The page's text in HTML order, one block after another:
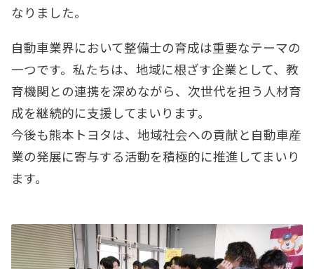
なりました。
自動車業界において整備士の育成は重要なテーマの
一つです。私たちは、地域に根ざす企業として、教
育機関との連携を深めながら、次世代を担う人材育
成を継続的に支援してまいります。
今後も熊本トヨタは、地域社会への貢献と自動車産
業の発展に寄与する活動を積極的に推進してまいり
ます。